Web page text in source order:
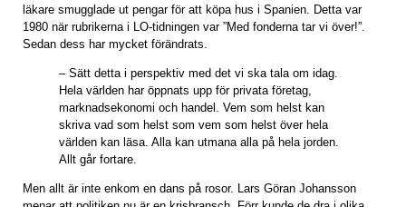
läkare smugglade ut pengar för att köpa hus i Spanien. Detta var
1980 när rubrikerna i LO-tidningen var ”Med fonderna tar vi över!”.
Sedan dess har mycket förändrats.
– Sätt detta i perspektiv med det vi ska tala om idag.
Hela världen har öppnats upp för privata företag,
marknadsekonomi och handel. Vem som helst kan
skriva vad som helst som vem som helst över hela
världen kan läsa. Alla kan utmana alla på hela jorden.
Allt går fortare.
Men allt är inte enkom en dans på rosor. Lars Göran Johansson